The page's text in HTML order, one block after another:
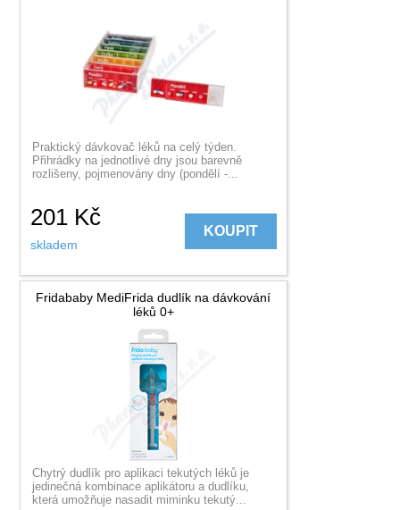
Praktický dávkovač léků na celý týden.
Přihrádky na jednotlivé dny jsou barevně
rozlišeny, pojmenovány dny (pondělí -...
201 Kč
skladem
KOUPIT
Fridababy MediFrida dudlík na dávkování
léků 0+
Chytrý dudlík pro aplikaci tekutých léků je
jedinečná kombinace aplikátoru a dudlíku,
která umožňuje nasadit miminku tekutý...